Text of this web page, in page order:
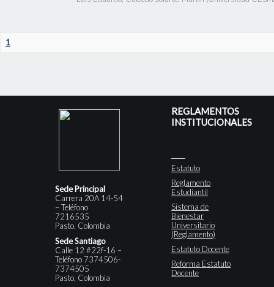
1
Sede Principal
Carrera 20A 14-54
– Teléfono
7216535
Pasto, Colombia
Sede Santiago
Calle 12 #22f-16 –
Teléfono 7374506-
7374505
Pasto, Colombia
REGLAMENTOS
INSTITUCIONALES
Estatuto
Reglamento
Estudiantil
Sistema de
Bienestar
Universitario
(Reglamento)
Estatuto Docente
Reforma Estatuto
Docente